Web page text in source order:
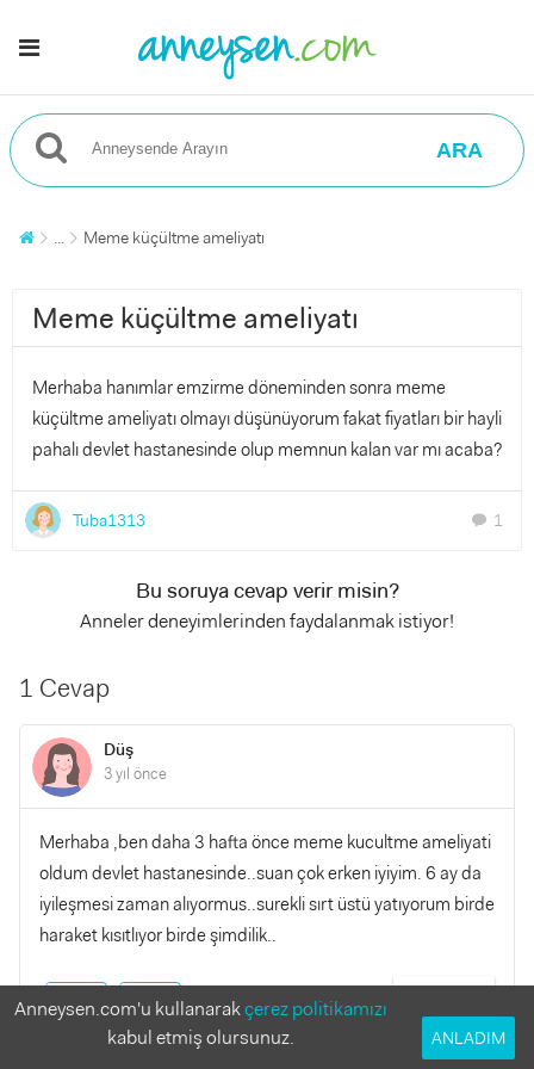
ARA
... Meme küçültme ameliyatı
Meme küçültme ameliyatı
Merhaba hanımlar emzirme döneminden sonra meme
küçültme ameliyatı olmayı düşünüyorum fakat fiyatları bir hayli
pahalı devlet hastanesinde olup memnun kalan var mı acaba?
Tuba1313 chat 1
Bu soruya cevap verir misin?
Anneler deneyimlerinden faydalanmak istiyor!
1 Cevap
Düş
3 yıl önce
Merhaba ,ben daha 3 hafta önce meme kucultme ameliyati
oldum devlet hastanesinde..suan çok erken iyiyim. 6 ay da
iyileşmesi zaman alıyormus..surekli sırt üstü yatıyorum birde
haraket kısıtlıyor birde şimdilik..
0 0
Anneysen.com'u kullanarakçerez politikamızı
kabul etmiş olursunuz.
ANLADIM